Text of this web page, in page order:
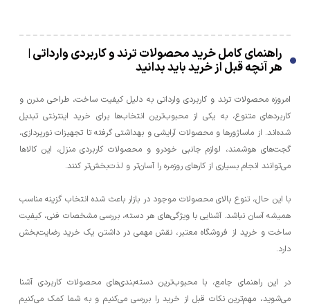
راهنمای کامل خرید محصولات ترند و کاربردی وارداتی |
هر آنچه قبل از خرید باید بدانید
امروزه محصولات ترند و کاربردی وارداتی به دلیل کیفیت ساخت، طراحی مدرن و
کاربردهای متنوع، به یکی از محبوب‌ترین انتخاب‌ها برای خرید اینترنتی تبدیل
شده‌اند. از ماساژورها و محصولات آرایشی و بهداشتی گرفته تا تجهیزات نورپردازی،
گجت‌های هوشمند، لوازم جانبی خودرو و محصولات کاربردی منزل، این کالاها
می‌توانند انجام بسیاری از کارهای روزمره را آسان‌تر و لذت‌بخش‌تر کنند.
با این حال، تنوع بالای محصولات موجود در بازار باعث شده انتخاب گزینه مناسب
همیشه آسان نباشد. آشنایی با ویژگی‌های هر دسته، بررسی مشخصات فنی، کیفیت
ساخت و خرید از فروشگاه معتبر، نقش مهمی در داشتن یک خرید رضایت‌بخش
دارد.
در این راهنمای جامع، با محبوب‌ترین دسته‌بندی‌های محصولات کاربردی آشنا
می‌شوید، مهم‌ترین نکات قبل از خرید را بررسی می‌کنیم و به شما کمک می‌کنیم